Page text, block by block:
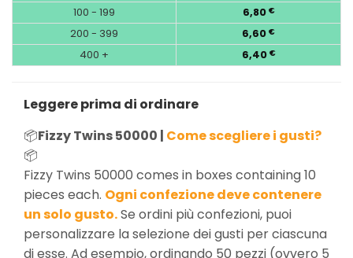
100 - 199 6,80 €
200 - 399 6,60 €
400 + 6,40 €
Leggere prima di ordinare
📦Fizzy Twins 50000 | Come scegliere i gusti?
📦
Fizzy Twins 50000 comes in boxes containing 10
pieces each. Ogni confezione deve contenere
un solo gusto.Se ordini più confezioni, puoi
personalizzare la selezione dei gusti per ciascuna
di esse. Ad esempio, ordinando 50 pezzi (ovvero 5